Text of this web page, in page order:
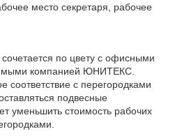
место секретаря, рабочее
по цвету с офисными
компанией ЮНИТЕКС.
соответствие с перегородками
подвесные
уменьшить стоимость рабочих